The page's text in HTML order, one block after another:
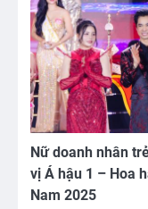
Nữ doanh nhân
vị Á hậu 1 – Hoa
Nam 2025